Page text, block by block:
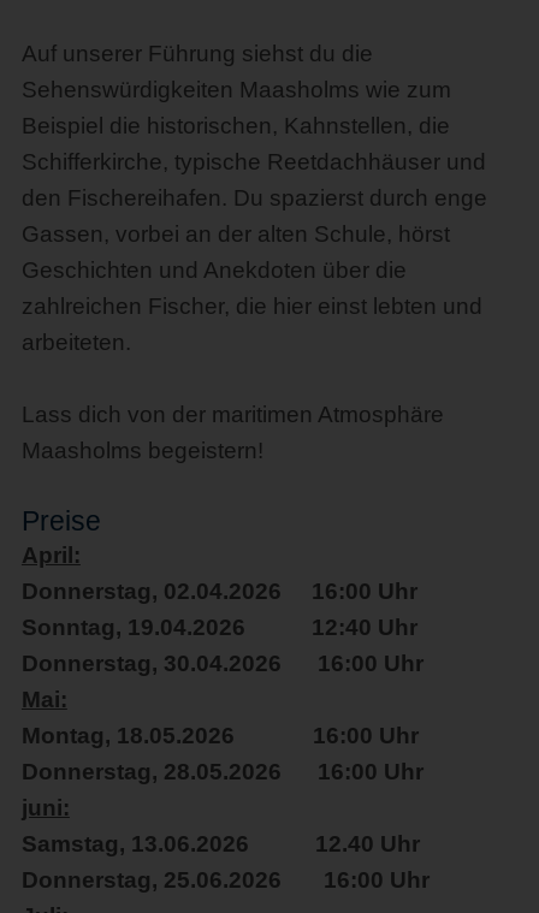
Auf unserer Führung siehst du die
Sehenswürdigkeiten Maasholms wie zum
Beispiel die historischen, Kahnstellen, die
Schifferkirche, typische Reetdachhäuser und
den Fischereihafen. Du spazierst durch enge
Gassen, vorbei an der alten Schule, hörst
Geschichten und Anekdoten über die
zahlreichen Fischer, die hier einst lebten und
arbeiteten.
Lass dich von der maritimen Atmosphäre
Maasholms begeistern!
Preise
April:
Donnerstag, 02.04.2026 16:00 Uhr
Sonntag, 19.04.2026 12:40 Uhr
Donnerstag, 30.04.2026 16:00 Uhr
Mai:
Montag, 18.05.2026 16:00 Uhr
Donnerstag, 28.05.2026 16:00 Uhr
juni:
Samstag, 13.06.2026 12.40 Uhr
Donnerstag, 25.06.2026 16:00 Uhr